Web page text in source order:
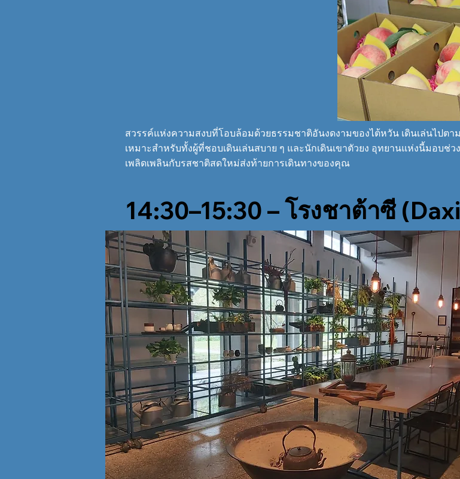
สวรรค์แห่งความสงบที่โอบล้อมด้วยธรรมชาติอันงดงามของไต้หวัน เดินเล่นไปต
เหมาะสำหรับทั้งผู้ที่ชอบเดินเล่นสบาย ๆ และนักเดินเขาตัวยง อุทยานแห่งนี้มอบ
เพลิดเพลินกับรสชาติสดใหม่ส่งท้ายการเดินทางของคุณ
14:30–15:30 – โรงชาต้าซี